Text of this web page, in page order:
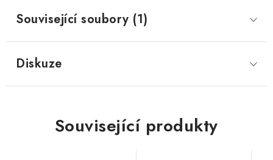
Související soubory (1)
Diskuze
Související produkty